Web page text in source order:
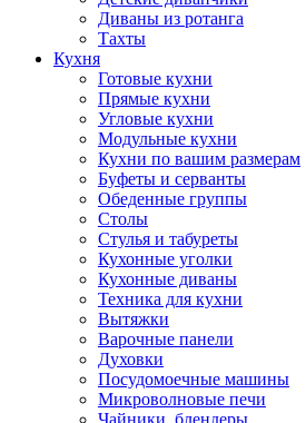
Диваны из ротанга
Тахты
Кухня
Готовые кухни
Прямые кухни
Угловые кухни
Модульные кухни
Кухни по вашим размерам
Буфеты и серванты
Обеденные группы
Столы
Стулья и табуреты
Кухонные уголки
Кухонные диваны
Техника для кухни
Вытяжки
Варочные панели
Духовки
Посудомоечные машины
Микроволновые печи